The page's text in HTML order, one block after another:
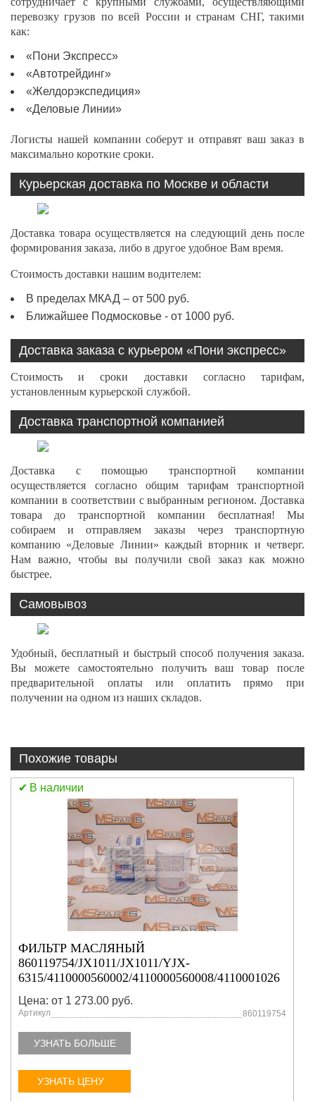
перевозку грузов по всей России и странам СНГ, такими
как:
«Пони Экспресс»
«Автотрейдинг»
«Желдорэкспедиция»
«Деловые Линии»
Логисты нашей компании соберут и отправят ваш заказ в
максимально короткие сроки.
Курьерская доставка по Москве и области
Доставка товара осуществляется на следующий день после
формирования заказа, либо в другое удобное Вам время.
Стоимость доставки нашим водителем:
В пределах МКАД – от 500 руб.
Ближайшее Подмосковье - от 1000 руб.
Доставка заказа с курьером «Пони экспресс»
Стоимость и сроки доставки согласно тарифам,
установленным курьерской службой.
Доставка транспортной компанией
Доставка с помощью транспортной компании
осуществляется согласно общим тарифам транспортной
компании в соответствии с выбранным регионом. Доставка
товара до транспортной компании бесплатная! Мы
собираем и отправляем заказы через транспортную
компанию «Деловые Линии» каждый вторник и четверг.
Нам важно, чтобы вы получили свой заказ как можно
быстрее.
Самовывоз
Удобный, бесплатный и быстрый способ получения заказа.
Вы можете самостоятельно получить ваш товар после
предварительной оплаты или оплатить прямо при
получении на одном из наших складов.
Похожие товары
В наличии
ФИЛЬТР МАСЛЯНЫЙ
860119754/JX1011/JX1011/YJX-
6315/4110000560002/4110000560008/4110001026
Цена: от 1 273.00 руб.
Артикул 860119754
УЗНАТЬ БОЛЬШЕ
УЗНАТЬ ЦЕНУ